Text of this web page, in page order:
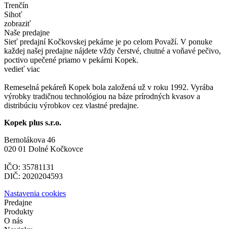
Trenčín
Sihoť
zobraziť
Naše predajne
Sieť predajní Kočkovskej pekárne je po celom Považí. V ponuke
každej našej predajne nájdete vždy čerstvé, chutné a voňavé pečivo,
poctivo upečené priamo v pekárni Kopek.
vedieť viac
Remeselná pekáreň Kopek bola založená už v roku 1992. Vyrába
výrobky tradičnou technológiou na báze prírodných kvasov a
distribúciu výrobkov cez vlastné predajne.
Kopek plus s.r.o.
Bernolákova 46
020 01 Dolné Kočkovce
IČO: 35781131
DIČ: 2020204593
Nastavenia cookies
Predajne
Produkty
O nás